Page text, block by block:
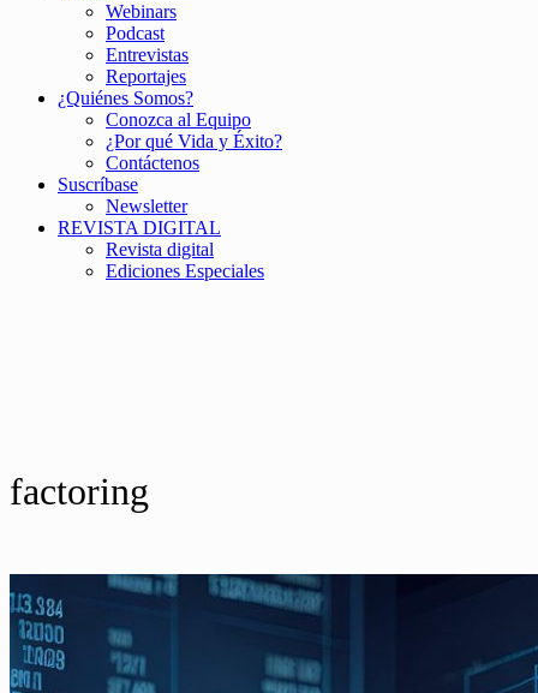
Webinars
Podcast
Entrevistas
Reportajes
¿Quiénes Somos?
Conozca al Equipo
¿Por qué Vida y Éxito?
Contáctenos
Suscríbase
Newsletter
REVISTA DIGITAL
Revista digital
Ediciones Especiales
factoring